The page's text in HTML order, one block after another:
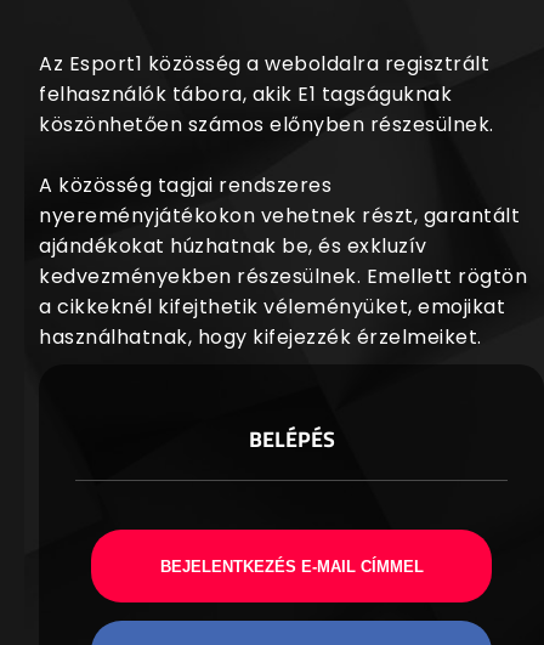
Az Esport1 közösség a weboldalra regisztrált
felhasználók tábora, akik E1 tagságuknak
köszönhetően számos előnyben részesülnek.
A közösség tagjai rendszeres
nyereményjátékokon vehetnek részt, garantált
ajándékokat húzhatnak be, és exkluzív
kedvezményekben részesülnek. Emellett rögtön
a cikkeknél kifejthetik véleményüket, emojikat
használhatnak, hogy kifejezzék érzelmeiket.
BELÉPÉS
BEJELENTKEZÉS E-MAIL CÍMMEL